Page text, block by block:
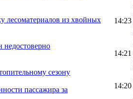
лесоматериалов из хвойных
недостоверно
сезону
пассажира за
14:23
14:21
14:20